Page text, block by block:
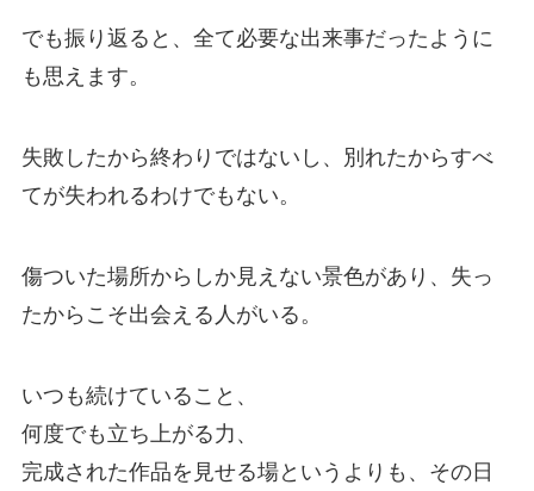
でも振り返ると、全て必要な出来事だったように
も思えます。
失敗したから終わりではないし、別れたからすべ
てが失われるわけでもない。
傷ついた場所からしか見えない景色があり、失っ
たからこそ出会える人がいる。
いつも続けていること、
何度でも立ち上がる力、
完成された作品を見せる場というよりも、その日